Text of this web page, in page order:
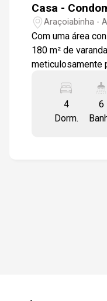
Casa -
Araçoiabinha -
Com uma área
180 m² de
meticulosamente
construída para
para venda
de um espaço
jardinagem, deck,
4
Dorm.
6